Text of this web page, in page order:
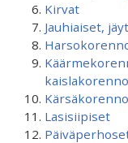
Kirvat
Jauhiaiset,
Lasisiipiset